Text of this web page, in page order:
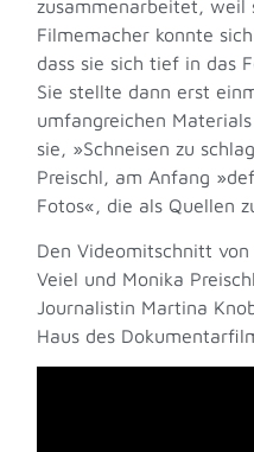
zusammenarbeitet, weil
Filmemacher konnte
dass sie sich tief in das
Sie stellte dann erst
umfangreichen
sie, »Schneisen zu
Preischl, am Anfang
Fotos«, die als Quellen
Den Videomitschnitt
Veiel und Monika
Journalistin Martina
Haus des